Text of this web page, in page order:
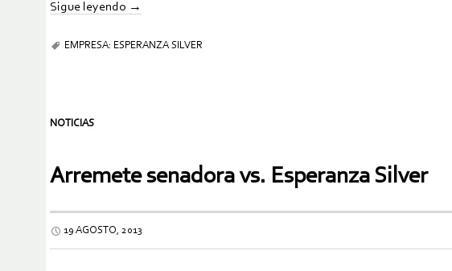
Sigue leyendo →
EMPRESA: ESPERANZA SILVER
NOTICIAS
Arremete senadora vs. Esperanza Silver
19 AGOSTO, 2013